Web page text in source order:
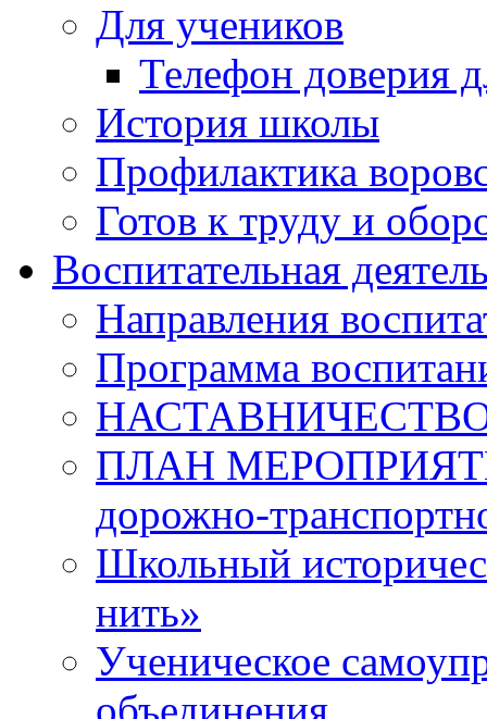
Для учеников
Телефон доверия
История школы
Профилактика
Готов к труду и
Воспитательная
Направления
Программа
ПЛАН МЕРОПРИЯТИЙ
дорожно-
Школьный
нить»
Ученическое